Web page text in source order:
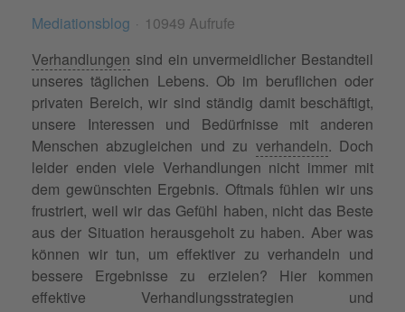
Mediationsblog
10949 Aufrufe
Verhandlungen sind ein unvermeidlicher Bestandteil
unseres täglichen Lebens. Ob im beruflichen oder
privaten Bereich, wir sind ständig damit beschäftigt,
unsere Interessen und Bedürfnisse mit anderen
Menschen abzugleichen und zu verhandeln. Doch
leider enden viele Verhandlungen nicht immer mit
dem gewünschten Ergebnis. Oftmals fühlen wir uns
frustriert, weil wir das Gefühl haben, nicht das Beste
aus der Situation herausgeholt zu haben. Aber was
können wir tun, um effektiver zu verhandeln und
bessere Ergebnisse zu erzielen? Hier kommen
effektive Verhandlungsstrategien und